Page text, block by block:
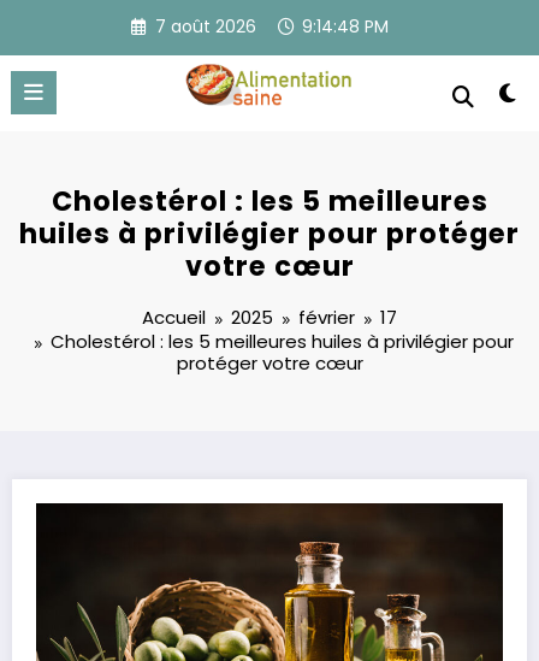
contenu
7 août 2026 9:14:49 PM
Cholestérol : les 5 meilleures
huiles à privilégier pour protéger
votre cœur
Accueil 2025 février
17
Cholestérol : les 5 meilleures huiles à privilégier pour
protéger votre cœur